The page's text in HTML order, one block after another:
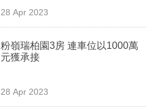
28 Apr 2023
粉嶺瑞柏園3房 連車位以1000萬
元獲承接
28 Apr 2023